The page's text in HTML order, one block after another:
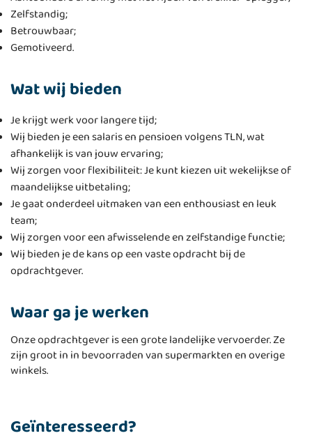
Zelfstandig;
Betrouwbaar;
Gemotiveerd.
Wat wij bieden
Je krijgt werk voor langere tijd;
Wij bieden je een salaris en pensioen volgens TLN, wat
afhankelijk is van jouw ervaring;
Wij zorgen voor flexibiliteit: Je kunt kiezen uit wekelijkse of
maandelijkse uitbetaling;
Je gaat onderdeel uitmaken van een enthousiast en leuk
team;
Wij zorgen voor een afwisselende en zelfstandige functie;
Wij bieden je de kans op een vaste opdracht bij de
opdrachtgever.
Waar ga je werken
Onze opdrachtgever is een grote landelijke vervoerder. Ze
zijn groot in in bevoorraden van supermarkten en overige
winkels.
Geïnteresseerd?